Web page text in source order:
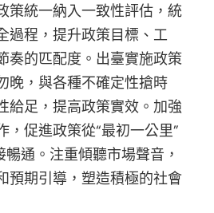
策統一納入一致性評估，統
過程，提升政策目標、工
奏的匹配度。出臺實施政策
晚，與各種不確定性搶時
給足，提高政策實效。加強
，促進政策從“最初一公里”
暢通。注重傾聽市場聲音，
預期引導，塑造積極的社會